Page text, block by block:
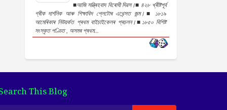
■আজি সন্ত্ৰিহবাদ বিৰোধী দিৱস।■ ৪২৮ খ্ৰীষ্টপূৰ্ব
গ্ৰীক দাৰ্শনিক আৰু শিক্ষাবিদ প্লেটোৰ এথেন্সত জন্ম।■ ১৮১৯
আমেৰিকাৰ নিউয়ৰ্কত প্ৰথম বাইচাইকেলৰ প্ৰচলন।■১৮৫০ বিশিষ্ট
সংস্কৃত পণ্ডিত , অসমৰ প্ৰথম...
This Blog